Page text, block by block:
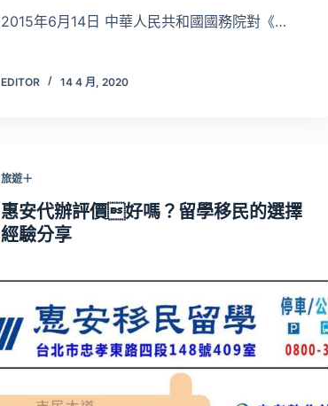
2015年6月14日 中華人民共和國國務院對《…
EDITOR 14 4 月, 2020
旅遊＋
惠安代辦評價好嗎？留學移民的選擇
經驗分享